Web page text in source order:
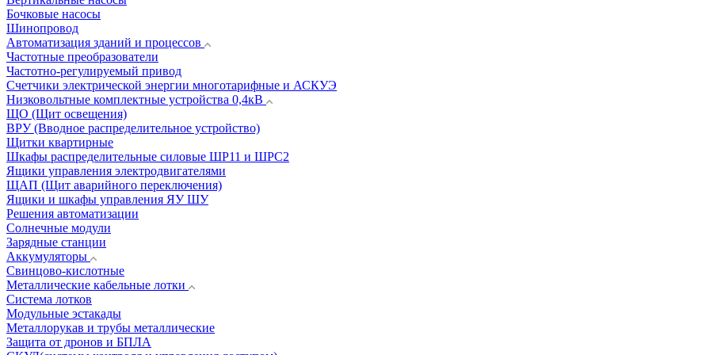
Бочковые насосы
Шинопровод
Автоматизация зданий и процессов
Частотные преобразователи
Частотно-регулируемый привод
Счетчики электрической энергии многотарифные и АСКУЭ
Низковольтные комплектные устройства 0,4кВ
ЩО (Щит освещения)
ВРУ (Вводное распределительное устройство)
Щитки квартирные
Шкафы распределительные силовые ШР11 и ШРС2
Ящики управления электродвигателями
ЩАП (Щит аварийного переключения)
Ящики и шкафы управления ЯУ ШУ
Решения автоматизации
Солнечные модули
Зарядные станции
Аккумуляторы
Свинцово-кислотные
Металлические кабельные лотки
Система лотков
Модульные эстакады
Металлорукав и трубы металлические
Защита от дронов и БПЛА